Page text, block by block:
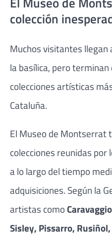
colección
Muchos visitantes
la basílica, pero
colecciones artísticas
Cataluña.
El Museo de Montserrat
colecciones reunidas por
a lo largo del tiempo
adquisiciones. Según la
artistas como
Sisley, Pissarro, Rusiñol,